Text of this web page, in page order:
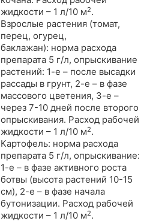
жидкости – 1 л/10 м2.
Взрослые растения (томат,
перец, огурец,
баклажан): норма расхода
препарата 5 г/л, опрыскивание
растений: 1-е – после высадки
рассады в грунт, 2-е – в фазе
массового цветения, 3-е –
через 7-10 дней после второго
опрыскивания. Расход рабочей
жидкости – 1 л/10 м2.
Картофель: норма расхода
препарата 5 г/л, опрыскивание:
1-е – в фазе активного роста
ботвы (высота растений 10-15
см), 2-е – в фазе начала
бутонизации. Расход рабочей
жидкости – 1 л/10 м2.